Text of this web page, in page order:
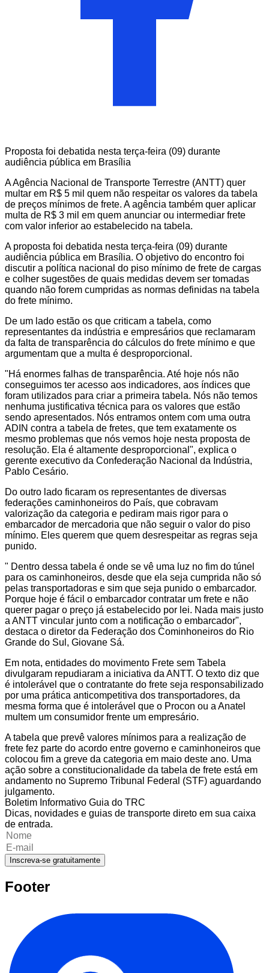
Proposta foi debatida nesta terça-feira (09) durante
audiência pública em Brasília
A Agência Nacional de Transporte Terrestre (ANTT) quer
multar em R$ 5 mil quem não respeitar os valores da tabela
de preços mínimos de frete. A agência também quer aplicar
multa de R$ 3 mil em quem anunciar ou intermediar frete
com valor inferior ao estabelecido na tabela.
A proposta foi debatida nesta terça-feira (09) durante
audiência pública em Brasília. O objetivo do encontro foi
discutir a política nacional do piso mínimo de frete de cargas
e colher sugestões de quais medidas devem ser tomadas
quando não forem cumpridas as normas definidas na tabela
do frete mínimo.
De um lado estão os que criticam a tabela, como
representantes da indústria e empresários que reclamaram
da falta de transparência do cálculos do frete mínimo e que
argumentam que a multa é desproporcional.
"Há enormes falhas de transparência. Até hoje nós não
conseguimos ter acesso aos indicadores, aos índices que
foram utilizados para criar a primeira tabela. Nós não temos
nenhuma justificativa técnica para os valores que estão
sendo apresentados. Nós entramos ontem com uma outra
ADIN contra a tabela de fretes, que tem exatamente os
mesmo problemas que nós vemos hoje nesta proposta de
resolução. Ela é altamente desproporcional", explica o
gerente executivo da Confederação Nacional da Indústria,
Pablo Cesário.
Do outro lado ficaram os representantes de diversas
federações caminhoneiros do País, que cobravam
valorização da categoria e pediram mais rigor para o
embarcador de mercadoria que não seguir o valor do piso
mínimo. Eles querem que quem desrespeitar as regras seja
punido.
" Dentro dessa tabela é onde se vê uma luz no fim do túnel
para os caminhoneiros, desde que ela seja cumprida não só
pelas transportadoras e sim que seja punido o embarcador.
Porque hoje é fácil o embarcador contratar um frete e não
querer pagar o preço já estabelecido por lei. Nada mais justo
a ANTT vincular junto com a notificação o embarcador",
destaca o diretor da Federação dos Cominhoneiros do Rio
Grande do Sul, Giovane Sá.
Em nota, entidades do movimento Frete sem Tabela
divulgaram repudiaram a iniciativa da ANTT. O texto diz que
é intolerável que o contratante do frete seja responsabilizado
por uma prática anticompetitiva dos transportadores, da
mesma forma que é intolerável que o Procon ou a Anatel
multem um consumidor frente um empresário.
A tabela que prevê valores mínimos para a realização de
frete fez parte do acordo entre governo e caminhoneiros que
colocou fim a greve da categoria em maio deste ano. Uma
ação sobre a constitucionalidade da tabela de frete está em
andamento no Supremo Tribunal Federal (STF) aguardando
julgamento.
Boletim Informativo Guia do TRC
Dicas, novidades e guias de transporte direto em sua caixa
de entrada.
Inscreva-se gratuitamente
Footer